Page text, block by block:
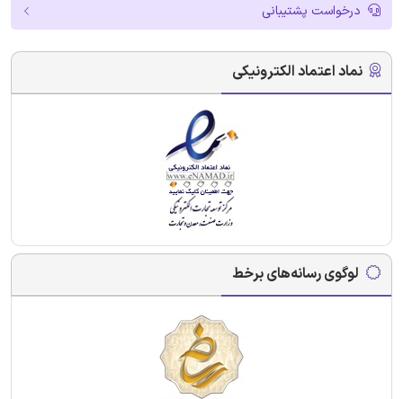
درخواست پشتیبانی
نماد اعتماد الکترونیکی
لوگوی رسانه‌های برخط